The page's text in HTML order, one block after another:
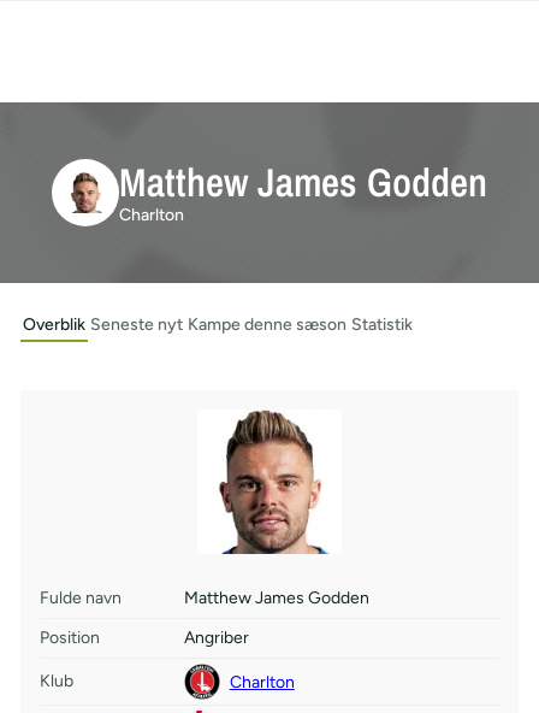
Matthew James Godden
Charlton
Overblik Seneste nyt Kampe denne sæson Statistik
Fulde navn
Matthew James Godden
Position
Angriber
Klub Charlton